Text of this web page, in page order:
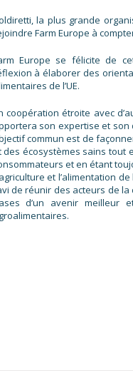
la plus grande
Farm Europe à
Europe se félicite de
à élaborer des
de l’UE.
coopération étroite avec
son expertise et son
commun est de
des écosystèmes sains tout
et en étant
et l’alimentation
de réunir des acteurs de
d’un avenir meilleur